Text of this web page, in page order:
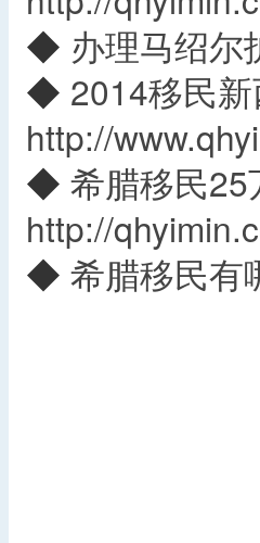
◆ 办理马绍尔
◆ 2014移民
http://
◆ 希腊移民
http://
◆ 希腊移民有